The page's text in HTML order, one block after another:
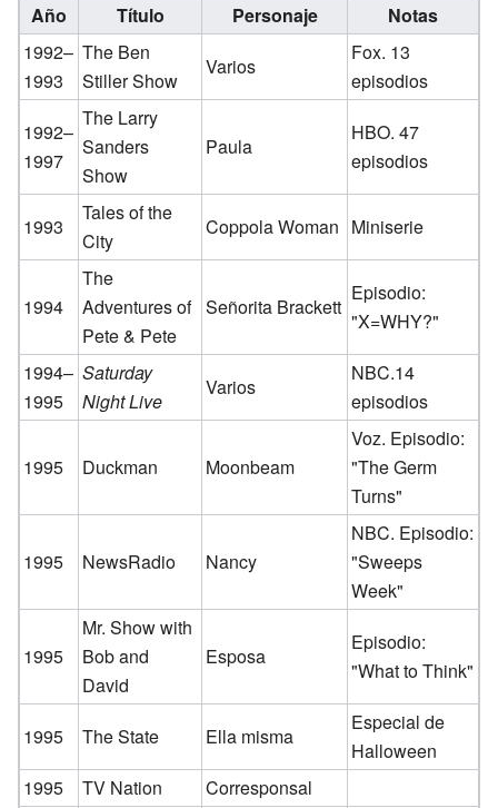
Año Título Personaje
Notas
1992–
1993
The Ben
Stiller Show
Varios
Fox. 13
episodios
1992–
1997
The Larry
Sanders
Show
Paula
HBO. 47
episodios
1993
Tales of the
City
Coppola Woman Miniserie
1994
The
Adventures of
Pete & Pete
Señorita Brackett
Episodio:
"X=WHY?"
1994–
1995
Saturday
Night Live
Varios
NBC.14
episodios
1995 Duckman Moonbeam
Voz. Episodio:
"The Germ
Turns"
1995 NewsRadio Nancy
NBC. Episodio:
"Sweeps
Week"
1995
Mr. Show with
Bob and
David
Esposa
Episodio:
"What to Think"
1995 The State Ella misma
Especial de
Halloween
1995
TV Nation
Corresponsal